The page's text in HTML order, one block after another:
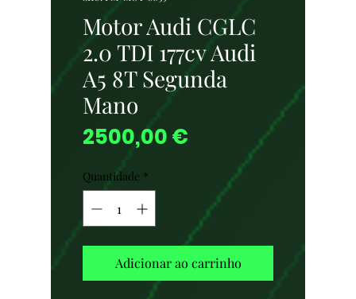
Motor Audi CGLC
2.0 TDI 177cv Audi
A5 8T Segunda
Mano
2500,00 €
Quantidade *
Adicionar ao carrinho